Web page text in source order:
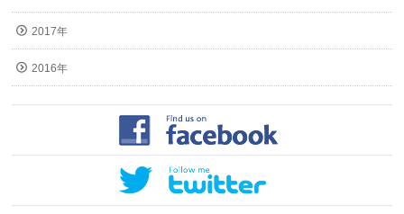
2017年
2016年